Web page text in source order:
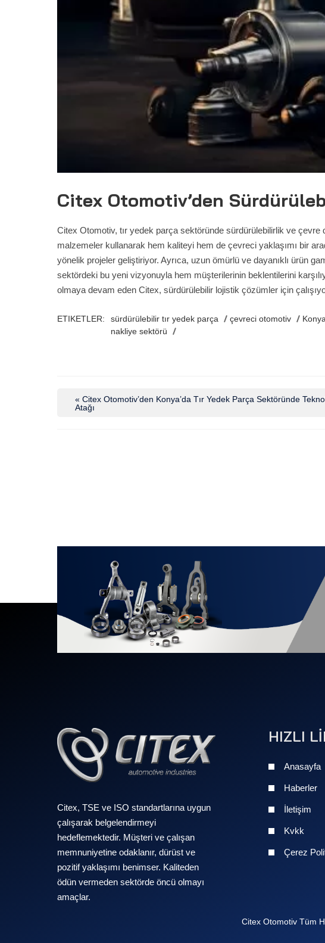
Citex Otomotiv’den
Citex Otomotiv, tır yedek parça sektöründe sürdürülebilirlik ve
malzemeler kullanarak hem kaliteyi hem de çevreci yaklaşımı bir
yönelik projeler geliştiriyor. Ayrıca, uzun ömürlü ve dayanıklı ürün
sektördeki bu yeni vizyonuyla hem müşterilerinin beklentilerini
olmaya devam eden Citex, sürdürülebilir lojistik çözümler için
ETIKETLER: sürdürülebilir tır yedek parça çevreci otomotiv
nakliye sektörü
« Citex Otomotiv’den Konya’da Tır Yedek Parça Sektöründe
Atağı
Citex, TSE ve ISO standartlarına uygun
çalışarak belgelendirmeyi
hedeflemektedir. Müşteri ve çalışan
memnuniyetine odaklanır, dürüst ve
pozitif yaklaşımı benimser. Kaliteden
ödün vermeden sektörde öncü olmayı
amaçlar.
HIZLI
Anasayfa
Haberler
İletişim
Kvkk
Çerez
Citex Otomotiv Tüm